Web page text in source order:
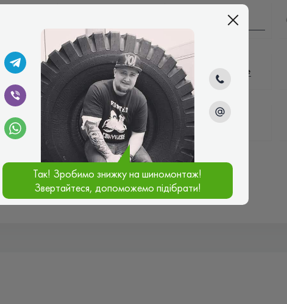
Aston
Martin
BMW Borgward Brilliance
Chery Chevrolet
ПОКАЗАТИ ЩЕ
Так! Зробимо знижку на шиномонтаж!
Звертайтеся, допоможемо підібрати!